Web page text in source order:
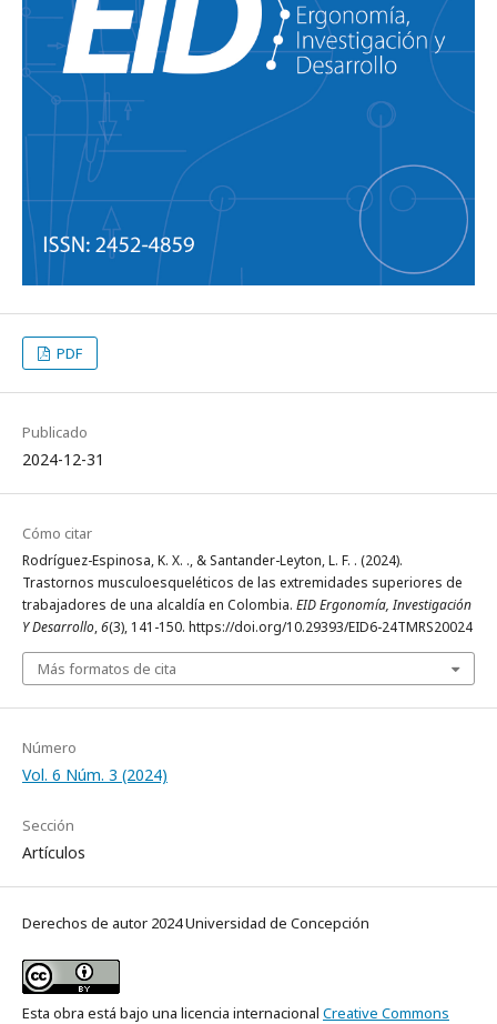
PDF
Publicado
2024-12-31
Cómo citar
Rodríguez-Espinosa, K. X. ., & Santander-Leyton, L. F. . (2024).
Trastornos musculoesqueléticos de las extremidades superiores de
trabajadores de una alcaldía en Colombia. EID Ergonomía, Investigación
Y Desarrollo,6(3), 141-150. https://doi.org/10.29393/EID6-24TMRS20024
Más formatos de cita
Número
Vol. 6 Núm. 3 (2024)
Sección
Artículos
Derechos de autor 2024 Universidad de Concepción
Esta obra está bajo una licencia internacional Creative Commons